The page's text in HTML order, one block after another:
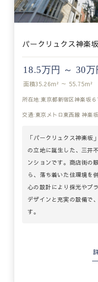
パークリュクス神楽
18.5万円 ～ 30万
面積35.26m² ～ 55.75m²
所在地:東京都新宿区神楽坂６
交通:東京メトロ東西線 神楽
「パークリュクス神楽坂
の立地に誕生した、三井
ンションです。商店街の
ら、落ち着いた住環境を
心の設計により採光やプ
デザインと充実の設備で
す。